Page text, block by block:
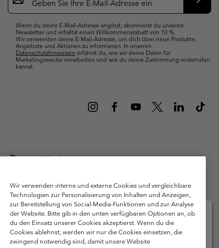
Wenn du deine E-Mail-Adresse angibst, abonnierst du unseren
Newsletter und erhältst einen Willkommensrabatt von 10 %.
Wir verwenden deine E-Mail-Adresse, um dich über neue Produkte,
Angebote und Aktionen zu informieren. In unseren
Datenschutzhinweisen erfährst du, wie wir deine Daten für
Marketingzwecke verarbeiten und wie du deine Zustimmung widerrufen
kannst.
Deutschland
München Deutschland. Alle Rechte vorbehalten.
Nutzungsbedingungen
Allgemeine Verkaufsbedingungen
Garantie
Datenschutzerklärung
Bestimmungen und Bedingungen des Mitglieder Programms
Nutzungsbedingungen Für Nutzergenerierte Inhalte
Wir verwenden interne und externe Cookies und vergleichbare
Technologien zur Personalisierung von Inhalten und Anzeigen,
zur Bereitstellung von Social-Media-Funktionen und zur Analyse
der Website. Bitte gib in den unten verfügbaren Optionen an, ob
du den Einsatz unserer Cookies akzeptierst. Wenn du die
Cookies ablehnst, werden wir nur die Cookies einsetzen, die
zwingend notwendig sind, damit unsere Website
Bitte wählen Sie Ihr Lieferland und Ihre Sprache